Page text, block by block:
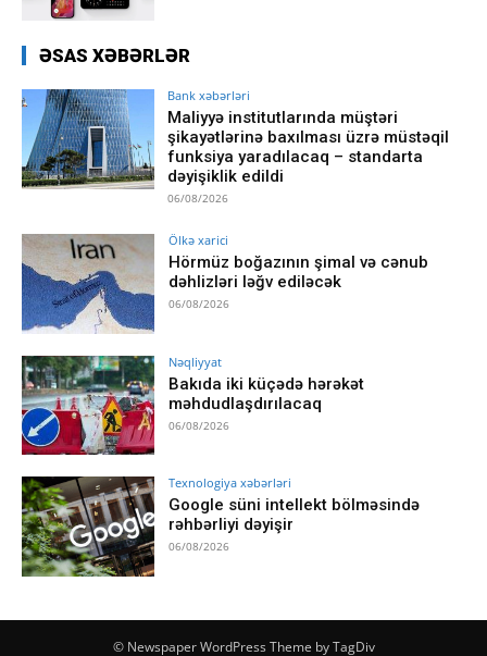
ƏSAS XƏBƏRLƏR
Bank xəbərləri
Maliyyə institutlarında müştəri
şikayətlərinə baxılması üzrə müstəqil
funksiya yaradılacaq – standarta
dəyişiklik edildi
06/08/2026
Ölkə xarici
Hörmüz boğazının şimal və cənub
dəhlizləri ləğv ediləcək
06/08/2026
Nəqliyyat
Bakıda iki küçədə hərəkət
məhdudlaşdırılacaq
06/08/2026
Texnologiya xəbərləri
Google süni intellekt bölməsində
rəhbərliyi dəyişir
06/08/2026
© Newspaper WordPress Theme by TagDiv